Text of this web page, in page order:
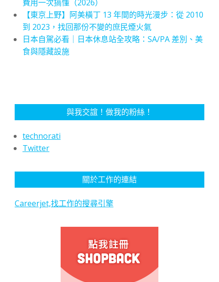
費用一次搞懂（2026）
【東京上野】阿美橫丁 13 年間的時光漫步：從 2010
到 2023，找回那份不變的庶民煙火氣
日本自駕必看｜日本休息站全攻略：SA/PA 差別、美
食與隱藏設施
與我交誼！做我的粉絲！
technorati
Twitter
關於工作的連結
Careerjet,找工作的搜尋引擎